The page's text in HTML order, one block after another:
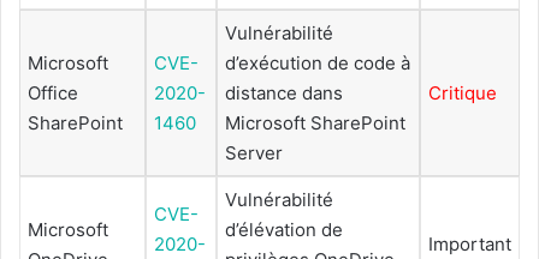
Microsoft
Office
SharePoint
CVE-
2020-
1460
Vulnérabilité
d’exécution de code à
distance dans
Microsoft SharePoint
Server
Critique
Microsoft
CVE-
2020-
Vulnérabilité
d’élévation de
Important